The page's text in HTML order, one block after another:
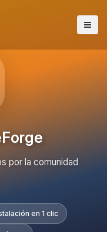
por la comunidad
en 1 clic